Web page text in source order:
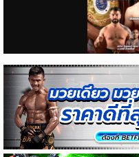
ข่าว
NFL
คอ
ลัม
นิ
สต์